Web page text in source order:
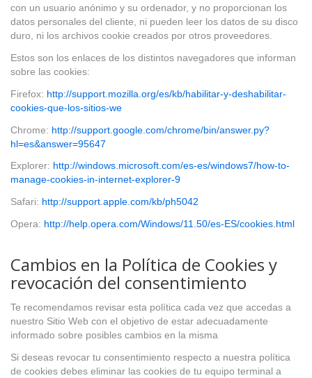
con un usuario anónimo y su ordenador, y no proporcionan los
datos personales del cliente, ni pueden leer los datos de su disco
duro, ni los archivos cookie creados por otros proveedores.
Estos son los enlaces de los distintos navegadores que informan
sobre las cookies:
Firefox: http://support.mozilla.org/es/kb/habilitar-y-deshabilitar-
cookies-que-los-sitios-we
Chrome: http://support.google.com/chrome/bin/answer.py?
hl=es&answer=95647
Explorer: http://windows.microsoft.com/es-es/windows7/how-to-
manage-cookies-in-internet-explorer-9
Safari: http://support.apple.com/kb/ph5042
Opera: http://help.opera.com/Windows/11.50/es-ES/cookies.html
Cambios en la Política de Cookies y
revocación del consentimiento
Te recomendamos revisar esta política cada vez que accedas a
nuestro Sitio Web con el objetivo de estar adecuadamente
informado sobre posibles cambios en la misma
Si deseas revocar tu consentimiento respecto a nuestra política
de cookies debes eliminar las cookies de tu equipo terminal a